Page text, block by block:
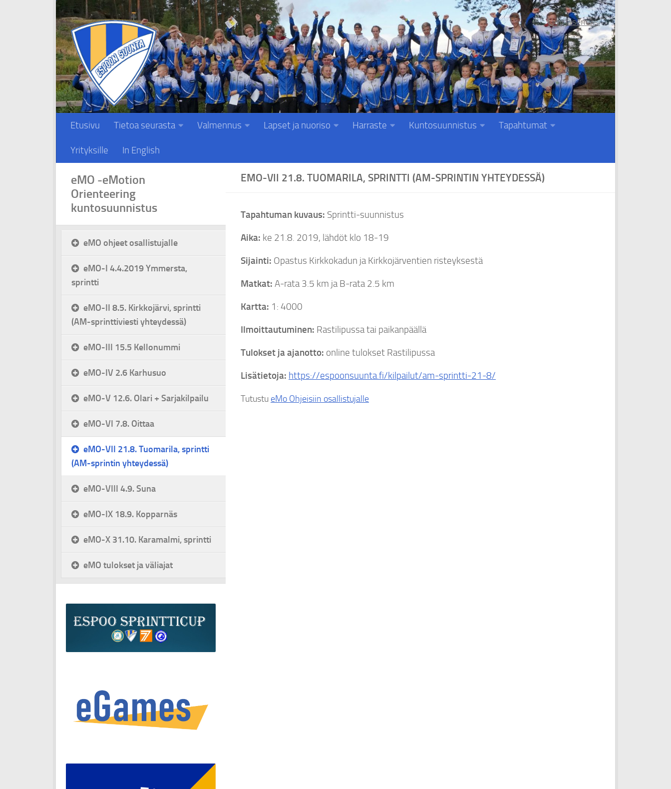
Skip to content
Liity jäseneksi
Etusivu Tietoa seurasta Valmennus Lapset ja nuoriso Harraste Kuntosuunnistus Tapahtumat
Yrityksille In English
EMO-VII 21.8. TUOMARILA, SPRINTTI (AM-SPRINTIN YHTEYDESSÄ)
Tapahtuman kuvaus: Sprintti-suunnistus
Aika: ke 21.8. 2019, lähdöt klo 18-19
Sijainti: Opastus Kirkkokadun ja Kirkkojärventien risteyksestä
Matkat: A-rata 3.5 km ja B-rata 2.5 km
Kartta: 1: 4000
Ilmoittautuminen: Rastilipussa tai paikanpäällä
Tulokset ja ajanotto: online tulokset Rastilipussa
Lisätietoja: https://espoonsuunta.fi/kilpailut/am-sprintti-21-8/
Tutustu eMo Ohjeisiin osallistujalle
eMO -eMotion
Orienteering
kuntosuunnistus
eMO ohjeet osallistujalle
eMO-I 4.4.2019 Ymmersta,
sprintti
eMO-II 8.5. Kirkkojärvi, sprintti
(AM-sprinttiviesti yhteydessä)
eMO-III 15.5 Kellonummi
eMO-IV 2.6 Karhusuo
eMO-V 12.6. Olari + Sarjakilpailu
eMO-VI 7.8. Oittaa
eMO-VII 21.8. Tuomarila, sprintti
(AM-sprintin yhteydessä)
eMO-VIII 4.9. Suna
eMO-IX 18.9. Kopparnäs
eMO-X 31.10. Karamalmi, sprintti
eMO tulokset ja väliajat